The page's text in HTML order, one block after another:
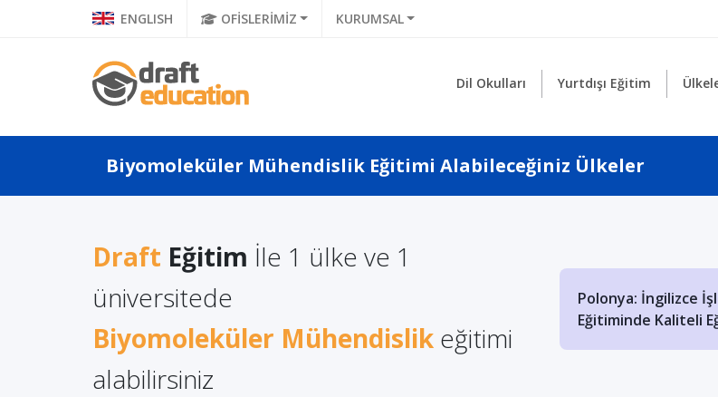
ENGLISH OFİSLERİMİZ KURUMSAL
Dil Okulları Yurtdışı Eğitim
Biyomoleküler Mühendislik Eğitimi Alabileceğiniz Ülkeler
Draft Eğitim İle 1 ülke ve 1
üniversitede
Biyomoleküler Mühendislik eğitimi
alabilirsiniz
Almanya'da Ücretsiz
Avantajları
Polonya: İngilizce
Eğitiminde Kaliteli